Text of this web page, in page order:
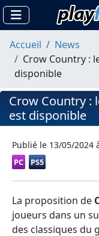
Accueil
News
Crow Country :
disponible
Crow Country :
est disponible
Publié le 13/05/2024
PC PS5
La proposition de
joueurs dans un
des classiques du